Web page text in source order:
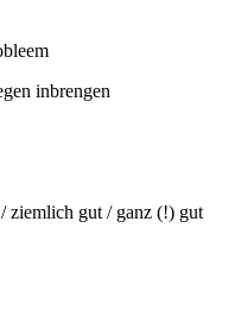
inbrengen
ziemlich gut / ganz (!) gut